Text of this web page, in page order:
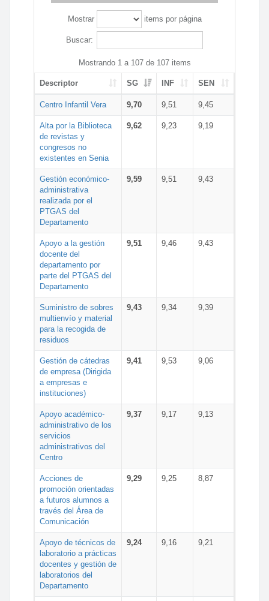
Mostrar items por página
Buscar:
Mostrando 1 a 107 de 107 items
Descriptor SG INF SEN
Centro Infantil Vera 9,70 9,51 9,45
Alta por la Biblioteca
de revistas y
congresos no
existentes en Senia
9,62 9,23 9,19
Gestión económico-
administrativa
realizada por el
PTGAS del
Departamento
9,59 9,51 9,43
Apoyo a la gestión
docente del
departamento por
parte del PTGAS del
Departamento
9,51 9,46 9,43
Suministro de sobres
multienvío y material
para la recogida de
residuos
9,43 9,34 9,39
Gestión de cátedras
de empresa (Dirigida
a empresas e
instituciones)
9,41 9,53 9,06
Apoyo académico-
administrativo de los
servicios
administrativos del
Centro
9,37 9,17 9,13
Acciones de
promoción orientadas
a futuros alumnos a
través del Área de
Comunicación
9,29 9,25 8,87
Apoyo de técnicos de
laboratorio a prácticas
docentes y gestión de
laboratorios del
Departamento
9,24 9,16 9,21